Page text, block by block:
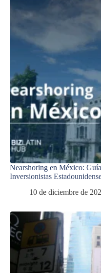
Nearshoring en México:
Inversionistas
10 de diciembre de